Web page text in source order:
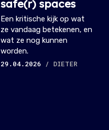
safe(r) spaces
Een kritische kijk op wat
ze vandaag betekenen, en
wat ze nog kunnen
worden.
29.04.2026
/ DIETER